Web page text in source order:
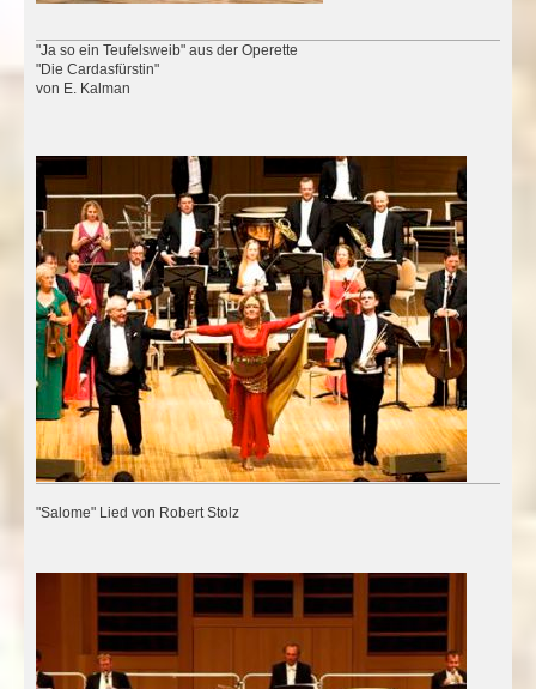
"Ja so ein Teufelsweib" aus der Operette
"Die Cardasfürstin"
von E. Kalman
"Salome" Lied von Robert Stolz